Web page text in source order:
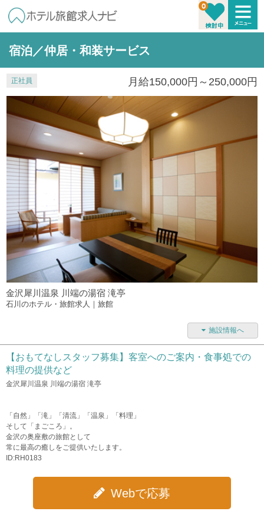
宿泊／仲居・和装サービス
正社員 月給150,000円～250,000円
金沢犀川温泉 川端の湯宿 滝亭
石川のホテル・旅館求人｜旅館
施設情報へ
【おもてなしスタッフ募集】客室へのご案内・食事処での
料理の提供など
金沢犀川温泉 川端の湯宿 滝亭
「自然」「滝」「清流」「温泉」「料理」
そして「まごころ」。
金沢の奥座敷の旅館として
常に最高の癒しをご提供いたします。
ID:RH0183
Webで応募